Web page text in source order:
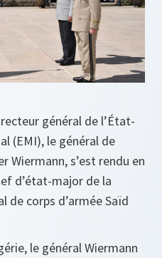
général de l’État-
(EMI), le général de
Wiermann, s’est rendu en
d’état-major de la
de corps d’armée Saïd
le général Wiermann